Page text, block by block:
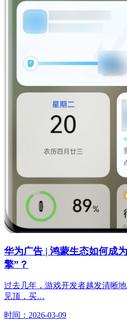
华为广告 | 鸿蒙生态如何成
擎”？
过去几年，游戏开发者越发清晰
见顶，买…
时间：2026-03-09